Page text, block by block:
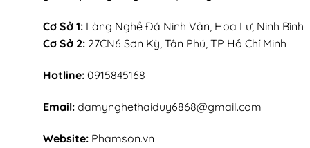
Cơ Sở 1: Làng Nghề Đá Ninh Vân, Hoa Lư, Ninh Bình
Cơ Sở 2: 27CN6 Sơn Kỳ, Tân Phú, TP Hồ Chí Minh
Hotline: 0915845168
Email: damynghethaiduy6868@gmail.com
Website: Phamson.vn